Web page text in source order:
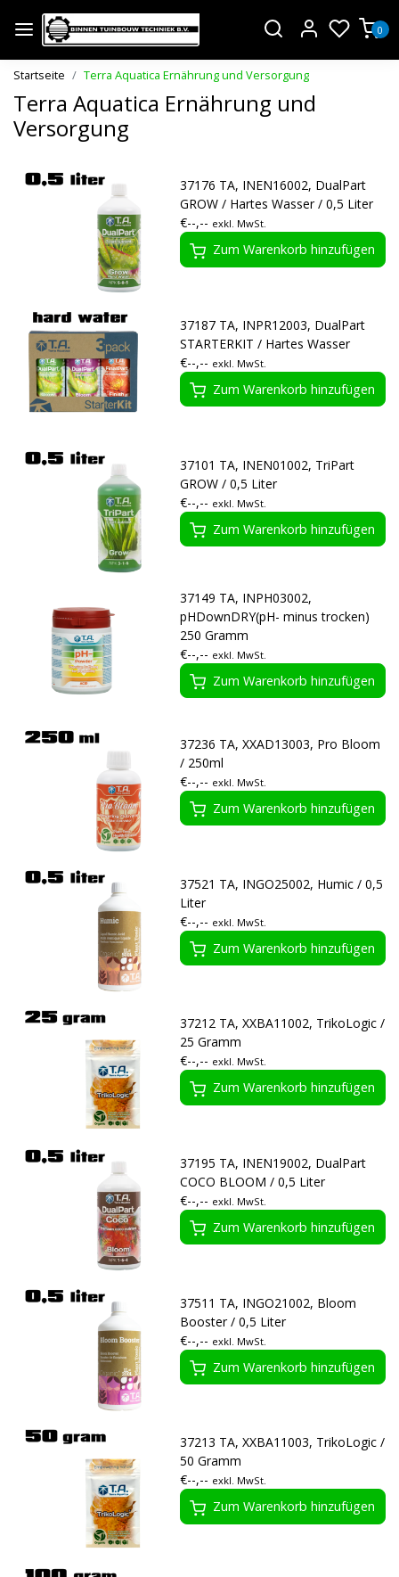
0
Startseite Terra Aquatica Ernährung und Versorgung
Terra Aquatica Ernährung und
Versorgung
37176 TA, INEN16002, DualPart
GROW / Hartes Wasser / 0,5 Liter
€--,-- exkl. MwSt.
Zum Warenkorb hinzufügen
37187 TA, INPR12003, DualPart
STARTERKIT / Hartes Wasser
€--,-- exkl. MwSt.
Zum Warenkorb hinzufügen
37101 TA, INEN01002, TriPart
GROW / 0,5 Liter
€--,-- exkl. MwSt.
Zum Warenkorb hinzufügen
37149 TA, INPH03002,
pHDownDRY(pH- minus trocken)
250 Gramm
€--,-- exkl. MwSt.
Zum Warenkorb hinzufügen
37236 TA, XXAD13003, Pro Bloom
/ 250ml
€--,-- exkl. MwSt.
Zum Warenkorb hinzufügen
37521 TA, INGO25002, Humic / 0,5
Liter
€--,-- exkl. MwSt.
Zum Warenkorb hinzufügen
37212 TA, XXBA11002, TrikoLogic /
25 Gramm
€--,-- exkl. MwSt.
Zum Warenkorb hinzufügen
37195 TA, INEN19002, DualPart
COCO BLOOM / 0,5 Liter
€--,-- exkl. MwSt.
Zum Warenkorb hinzufügen
37511 TA, INGO21002, Bloom
Booster / 0,5 Liter
€--,-- exkl. MwSt.
Zum Warenkorb hinzufügen
37213 TA, XXBA11003, TrikoLogic /
50 Gramm
€--,-- exkl. MwSt.
Zum Warenkorb hinzufügen